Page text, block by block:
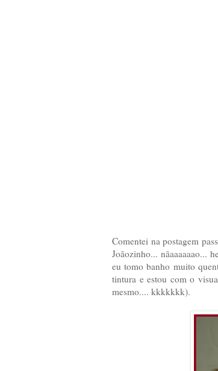
Comentei na postagem
Joãozinho... nãaaaaaao...
eu tomo banho muito
tintura e estou com o
mesmo.... kkkkkkk).